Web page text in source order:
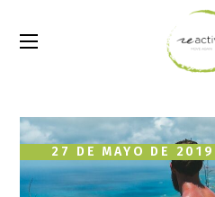
27 DE MAYO DE 2019